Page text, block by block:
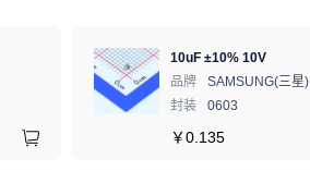
10uF ±10% 10V
品牌
SAMSUNG(三星)
封装
0603
￥0.135